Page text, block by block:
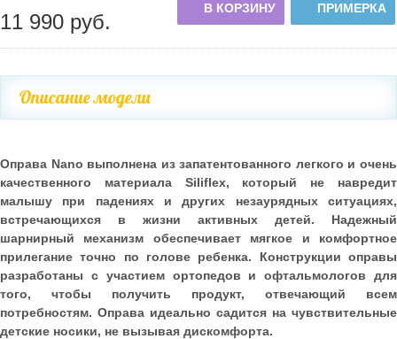
11 990 руб.
В КОРЗИНУ ПРИМЕРКА
Описание модели
Оправа Nano выполнена из запатентованного легкого и очень
качественного материала Siliflex, который не навредит
малышу при падениях и других незаурядных ситуациях,
встречающихся в жизни активных детей. Надежный
шарнирный механизм обеспечивает мягкое и комфортное
прилегание точно по голове ребенка. Конструкции оправы
разработаны с участием ортопедов и офтальмологов для
того, чтобы получить продукт, отвечающий всем
потребностям. Оправа идеально садится на чувствительные
детские носики, не вызывая дискомфорта.